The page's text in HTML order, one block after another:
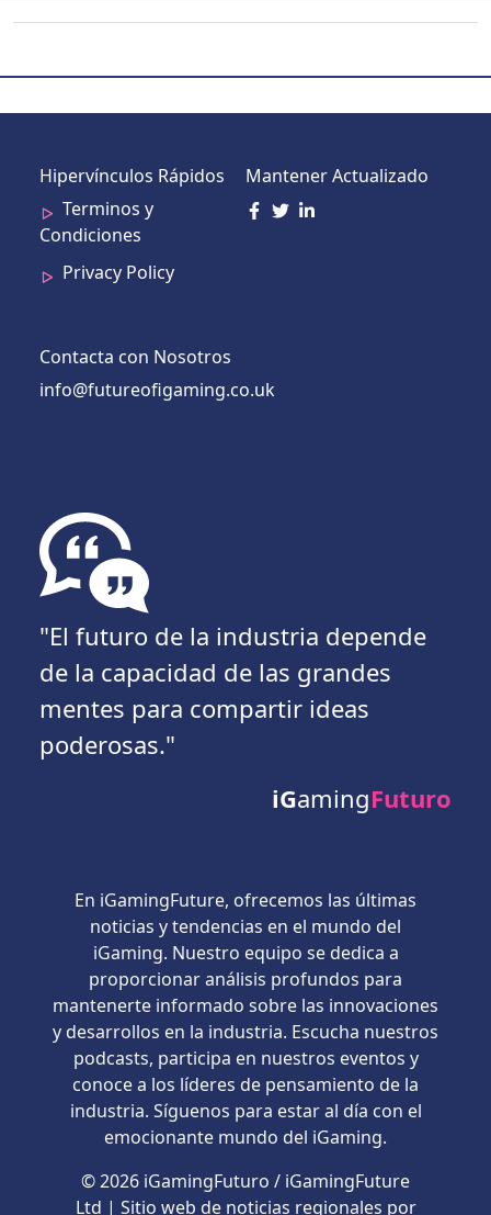
Hipervínculos Rápidos
Terminos y
Condiciones
Privacy Policy
Mantener Actualizado
Contacta con Nosotros
info@futureofigaming.co.uk
"El futuro de la industria depende
de la capacidad de las grandes
mentes para compartir ideas
poderosas."
iGamingFuturo
En iGamingFuture, ofrecemos las últimas
noticias y tendencias en el mundo del
iGaming. Nuestro equipo se dedica a
proporcionar análisis profundos para
mantenerte informado sobre las innovaciones
y desarrollos en la industria. Escucha nuestros
podcasts, participa en nuestros eventos y
conoce a los líderes de pensamiento de la
industria. Síguenos para estar al día con el
emocionante mundo del iGaming.
© 2026 iGamingFuturo / iGamingFuture
Ltd | Sitio web de noticias regionales por